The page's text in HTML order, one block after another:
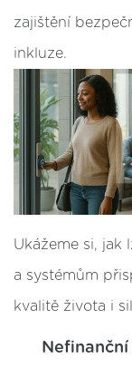
zajištění
inkluze.
Ukážeme si, jak
a systémům
kvalitě života i